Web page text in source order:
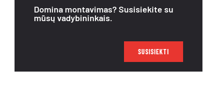
LCD
vaizdo
Domina montavimas? Susisiekite su
mūsų vadybininkais.
SUSISIEKTI